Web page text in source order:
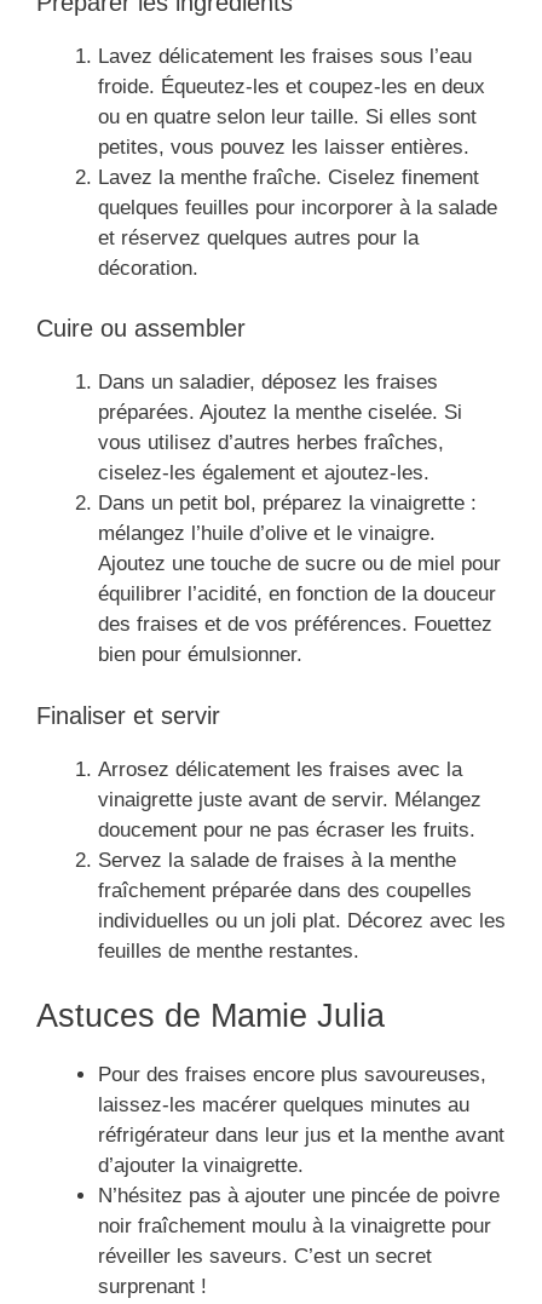
Lavez délicatement les fraises sous l’eau
froide. Équeutez-les et coupez-les en deux
ou en quatre selon leur taille. Si elles sont
petites, vous pouvez les laisser entières.
Lavez la menthe fraîche. Ciselez finement
quelques feuilles pour incorporer à la salade
et réservez quelques autres pour la
décoration.
Cuire ou assembler
Dans un saladier, déposez les fraises
préparées. Ajoutez la menthe ciselée. Si
vous utilisez d’autres herbes fraîches,
ciselez-les également et ajoutez-les.
Dans un petit bol, préparez la vinaigrette :
mélangez l’huile d’olive et le vinaigre.
Ajoutez une touche de sucre ou de miel pour
équilibrer l’acidité, en fonction de la douceur
des fraises et de vos préférences. Fouettez
bien pour émulsionner.
Finaliser et servir
Arrosez délicatement les fraises avec la
vinaigrette juste avant de servir. Mélangez
doucement pour ne pas écraser les fruits.
Servez la salade de fraises à la menthe
fraîchement préparée dans des coupelles
individuelles ou un joli plat. Décorez avec les
feuilles de menthe restantes.
Astuces de Mamie Julia
Pour des fraises encore plus savoureuses,
laissez-les macérer quelques minutes au
réfrigérateur dans leur jus et la menthe avant
d’ajouter la vinaigrette.
N’hésitez pas à ajouter une pincée de poivre
noir fraîchement moulu à la vinaigrette pour
réveiller les saveurs. C’est un secret
surprenant !